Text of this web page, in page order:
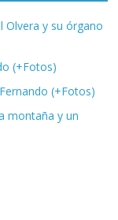
Olvera y su órgano
(+Fotos)
(+Fotos)
montaña y un